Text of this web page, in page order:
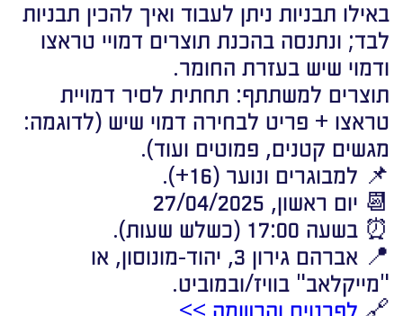
באילו תבניות ניתן לעבוד ואיך להכין תבניות
לבד; ונתנסה בהכנת תוצרים דמויי טראצו
ודמוי שיש בעזרת החומר.
תוצרים למשתתף: תחתית לסיר דמויית
טראצו + פריט לבחירה דמוי שיש (לדוגמה:
מגשים קטנים, פמוטים ועוד).
📌 למבוגרים ונוער (16+).
📆 יום ראשון, 27/04/2025
⏰ בשעה 17:00 (כשלש שעות).
📍 אברהם גירון 3, יהוד-מונוסון, או
"מייקלאב" בוויז/ובמוביט.
🔗 לפרטים והרשמה >>